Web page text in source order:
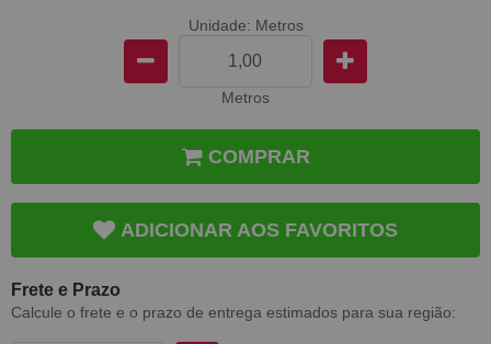
Unidade: Metros
Metros
COMPRAR
ADICIONAR AOS FAVORITOS
Frete e Prazo
Calcule o frete e o prazo de entrega estimados para sua região: